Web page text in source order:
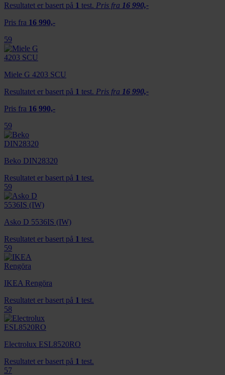
Resultatet er basert på 1 test. Pris fra 16 990,-
Pris fra 16 990,-
59
Miele G 4203 SCU
Resultatet er basert på 1 test. Pris fra 16 990,-
Pris fra 16 990,-
59
Beko DIN28320
Resultatet er basert på 1 test.
59
Asko D 5536IS (IW)
Resultatet er basert på 1 test.
59
IKEA Rengöra
Resultatet er basert på 1 test.
58
Electrolux ESL8520RO
Resultatet er basert på 1 test.
57